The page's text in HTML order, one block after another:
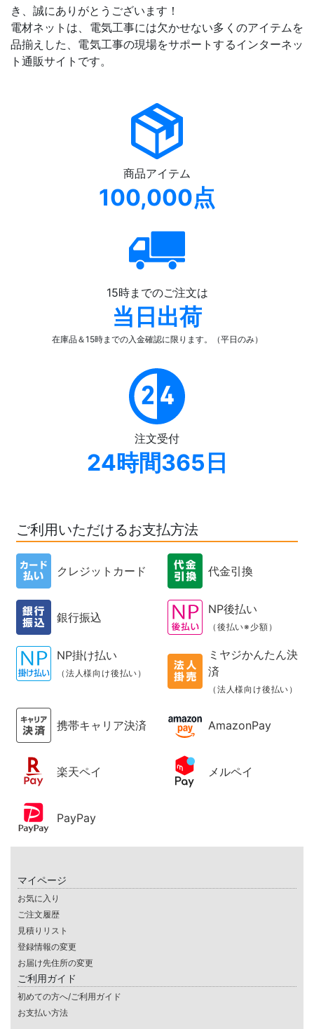
き、誠にありがとうございます！
電材ネットは、電気工事には欠かせない多くのアイテムを
品揃えした、電気工事の現場をサポートするインターネッ
ト通販サイトです。
商品アイテム
100,000点
15時までのご注文は
当日出荷
在庫品＆15時までの入金確認に限ります。（平日のみ）
注文受付
24時間365日
ご利用いただけるお支払方法
クレジットカード 代金引換
銀行振込
NP後払い
（後払い※少額）
NP掛け払い
（法人様向け後払い）
ミヤジかんたん決
済
（法人様向け後払い）
携帯キャリア決済 AmazonPay
楽天ペイ メルペイ
PayPay
マイページ
お気に入り
ご注文履歴
見積りリスト
登録情報の変更
お届け先住所の変更
ご利用ガイド
初めての方へ/ご利用ガイド
お支払い方法